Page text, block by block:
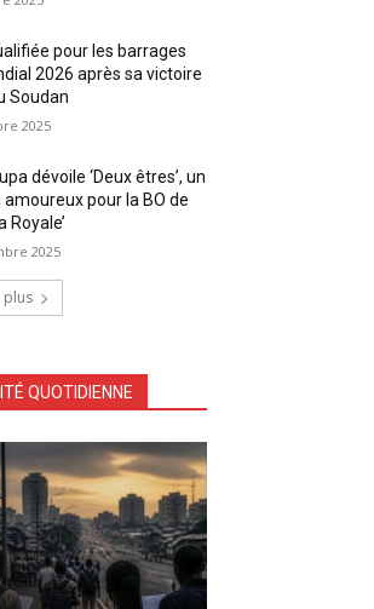
pour les barrages
2026 après sa victoire
Soudan
2025
dévoile ‘Deux êtres’, un
amoureux pour la BO de
Royale’
2025
plus
QUOTIDIENNE